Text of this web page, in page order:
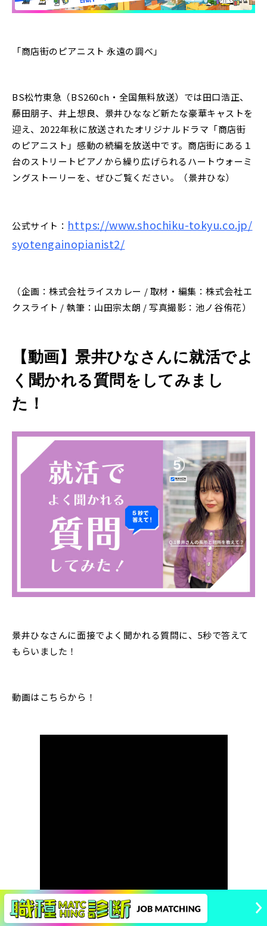
「商店街のピアニスト 永遠の調べ」
BS松竹東急（BS260ch・全国無料放送）では田口浩正、
藤田朋子、井上想良、景井ひななど新たな豪華キャストを
迎え、2022年秋に放送されたオリジナルドラマ「商店街
のピアニスト」感動の続編を放送中です。商店街にある１
台のストリートピアノから繰り広げられるハートウォーミ
ングストーリーを、ぜひご覧ください。（景井ひな）
公式サイト： https://www.shochiku-tokyu.co.jp/
syotengainopianist2/
（企画：株式会社ライスカレー / 取材・編集：株式会社エ
クスライト / 執筆：山田宗太朗 / 写真撮影：池ノ谷侑花）
【動画】景井ひなさんに就活でよ
く聞かれる質問をしてみまし
た！
景井ひなさんに面接でよく聞かれる質問に、5秒で答えて
もらいました！
動画はこちらから！